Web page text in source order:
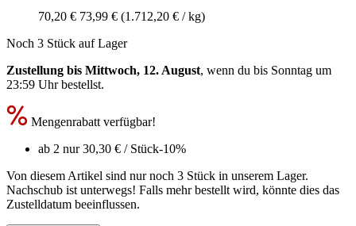
70,20 € 73,99 € (1.712,20 € / kg)
Noch 3 Stück auf Lager
Zustellung bis Mittwoch, 12. August, wenn du bis Sonntag um
23:59 Uhrbestellst.
Mengenrabatt verfügbar!
ab 2 nur30,30 € / Stück-10%
Von diesem Artikel sind nur noch 3 Stück in unserem Lager.
Nachschub ist unterwegs! Falls mehr bestellt wird, könnte dies das
Zustelldatum beeinflussen.